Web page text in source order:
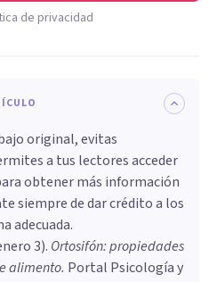
de privacidad
original, evitas
a tus lectores acceder
obtener más información
siempre de dar crédito a los
adecuada.
3). Ortosifón: propiedades
alimento. Portal Psicología y